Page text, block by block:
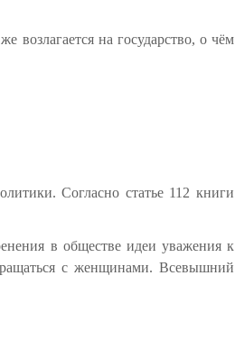
возлагается на государство, о чём
Согласно статье 112 книги
в обществе идеи уважения к
с женщинами. Всевышний